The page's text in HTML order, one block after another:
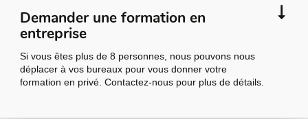
Demander une formation en
entreprise
Si vous êtes plus de 8 personnes, nous pouvons nous
déplacer à vos bureaux pour vous donner votre
formation en privé. Contactez-nous pour plus de détails.